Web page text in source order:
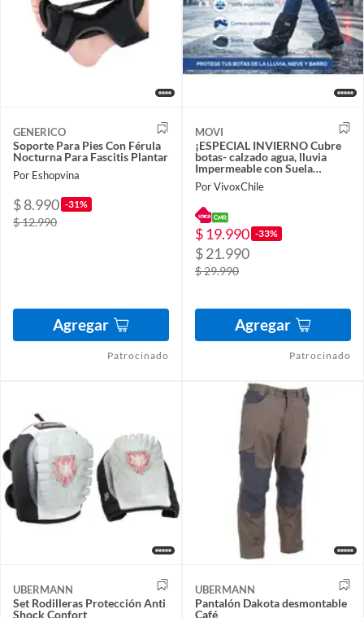
GENERICO
Soporte Para Pies Con Férula
Nocturna Para Fascitis Plantar
Por Eshopvina
$ 8.990 -31%
$ 12.990
Agregar
Patrocinado
MOVI
¡ESPECIAL INVIERNO Cubre
botas- calzado agua, lluvia
Impermeable con Suela
Antideslizante. TALLA M.
Por VivoxChile
$ 19.990 -33%
$ 21.990
$ 29.990
Agregar
Patrocinado
UBERMANN
Set Rodilleras Protección Anti
Shock Confort
UBERMANN
Pantalón Dakota desmontable
Café